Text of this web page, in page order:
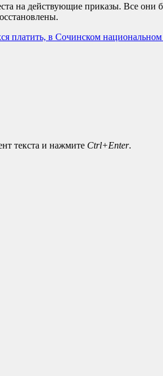
на действующие приказы. Все
платить, в Сочинском
текста и нажмите Ctrl+Enter.